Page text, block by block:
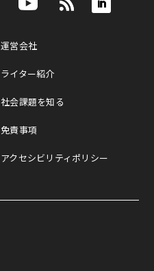
運営会社
ライター紹介
社会課題を知る
免責事項
アクセシビリティポリシー